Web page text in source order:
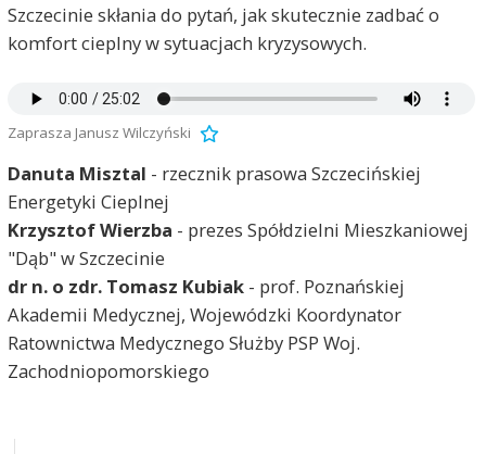
Szczecinie skłania do pytań, jak skutecznie zadbać o
komfort cieplny w sytuacjach kryzysowych.
Zaprasza Janusz Wilczyński
Danuta Misztal - rzecznik prasowa Szczecińskiej
Energetyki Cieplnej
Krzysztof Wierzba - prezes Spółdzielni Mieszkaniowej
"Dąb" w Szczecinie
dr n. o zdr. Tomasz Kubiak- prof. Poznańskiej
Akademii Medycznej, Wojewódzki Koordynator
Ratownictwa Medycznego Służby PSP Woj.
Zachodniopomorskiego